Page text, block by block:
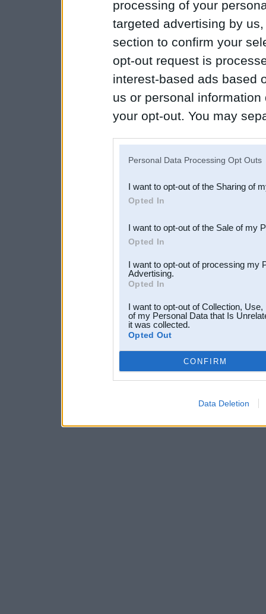
processing of your
targeted advertising by
section to confirm your
opt-out request is
interest-based ads based
us or personal
your opt-out. You may
Downstream Participants
third parties.
Personal Data Processing Opt Outs
I want to opt-out of the Sharing of
Opted In
I want to opt-out of the Sale of my
Opted In
I want to opt-out of processing my
Advertising.
Opted In
I want to opt-out of Collection,
of my Personal Data that Is
it was collected.
Opted Out
CONFIRM
Data Deletion